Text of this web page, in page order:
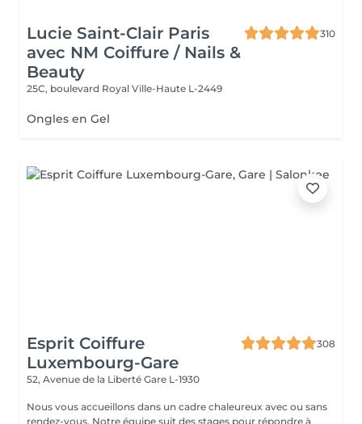
Lucie Saint-Clair Paris
avec NM Coiffure / Nails &
Beauty
310
25C, boulevard Royal Ville-Haute L-2449
Ongles en Gel
Esprit Coiffure
Luxembourg-Gare
308
52, Avenue de la Liberté Gare L-1930
Nous vous accueillons dans un cadre chaleureux avec ou sans
rendez-vous. Notre équipe suit des stages pour répondre à